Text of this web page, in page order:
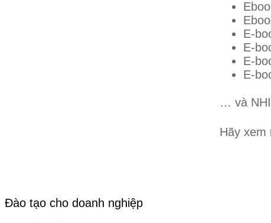
E-
E-
E-
E-
… và
Hãy xem
Đào tạo cho doanh nghiệp